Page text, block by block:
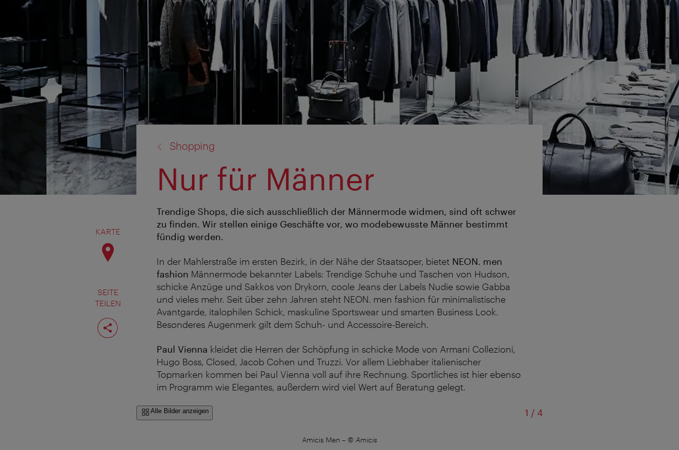
KARTE
SEITE
TEILEN
Seite
teilen
Shopping
Nur für Männer
Trendige Shops, die sich ausschließlich der Männermode widmen, sind oft schwer
zu finden. Wir stellen einige Geschäfte vor, wo modebewusste Männer bestimmt
fündig werden.
In der Mahlerstraße im ersten Bezirk, in der Nähe der Staatsoper, bietet NEON. men
fashion Männermode bekannter Labels: Trendige Schuhe und Taschen von Hudson,
schicke Anzüge und Sakkos von Drykorn, coole Jeans der Labels Nudie sowie Gabba
und vieles mehr. Seit über zehn Jahren steht NEON. men fashion für minimalistische
Avantgarde, italophilen Schick, maskuline Sportswear und smarten Business Look.
Besonderes Augenmerk gilt dem Schuh- und Accessoire-Bereich.
Paul Vienna kleidet die Herren der Schöpfung in schicke Mode von Armani Collezioni,
Hugo Boss, Closed, Jacob Cohen und Truzzi. Vor allem Liebhaber italienischer
Topmarken kommen bei Paul Vienna voll auf ihre Rechnung. Sportliches ist hier ebenso
im Programm wie Elegantes, außerdem wird viel Wert auf Beratung gelegt.
Alle Bilder anzeigen 1 /von
4
Amicis Men – © Amicis